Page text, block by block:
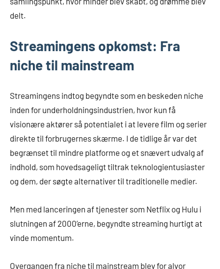
delt.
Streamingens opkomst: Fra
niche til mainstream
Streamingens indtog begyndte som en beskeden niche
inden for underholdningsindustrien, hvor kun få
visionære aktører så potentialet i at levere film og serier
direkte til forbrugernes skærme. I de tidlige år var det
begrænset til mindre platforme og et snævert udvalg af
indhold, som hovedsageligt tiltrak teknologientusiaster
og dem, der søgte alternativer til traditionelle medier.
Men med lanceringen af tjenester som Netflix og Hulu i
slutningen af 2000’erne, begyndte streaming hurtigt at
vinde momentum.
Overgangen fra niche til mainstream blev for alvor